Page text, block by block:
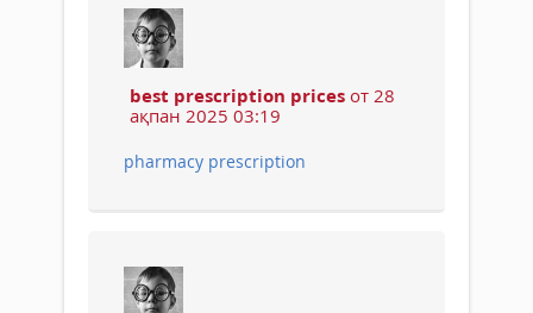
best prescription prices от 28
ақпан 2025 03:19
pharmacy prescription